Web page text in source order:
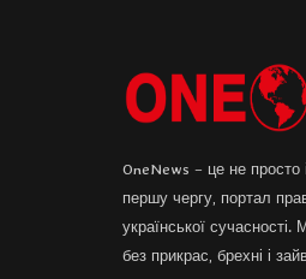
OneNews – це не
першу чергу, портал
української
без прикрас, брехні і